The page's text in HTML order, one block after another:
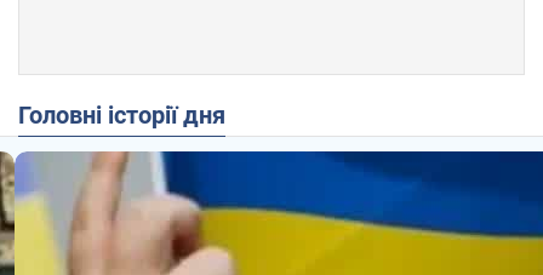
Головні історії дня